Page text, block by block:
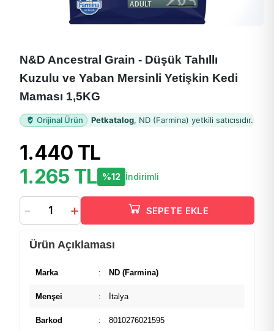
N&D Ancestral Grain - Düşük Tahıllı
Kuzulu ve Yaban Mersinli Yetişkin Kedi
Maması 1,5KG
Orijinal Ürün Petkatalog, ND (Farmina) yetkili satıcısıdır.
1.440 TL
1.265 TL %12 İndirimli
- + SEPETE EKLE
Ürün Açıklaması
Marka : ND (Farmina)
Menşei : İtalya
Barkod : 8010276021595